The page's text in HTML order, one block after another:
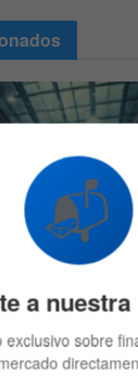
con
presión
580
📬
a
exclusivo sobre